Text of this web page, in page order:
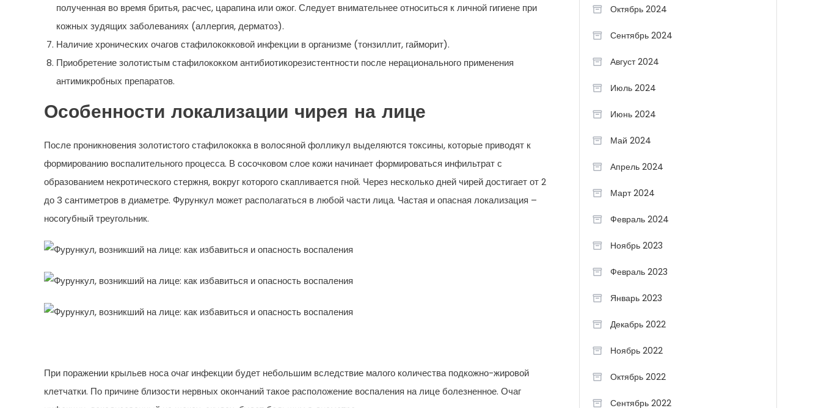
полученная во время бритья, расчес, царапина или ожог. Следует внимательнее относиться к личной гигиене при
кожных зудящих заболеваниях (аллергия, дерматоз).
Наличие хронических очагов стафилококковой инфекции в организме (тонзиллит, гайморит).
Приобретение золотистым стафилококком антибиотикорезистентности после нерационального применения
антимикробных препаратов.
Особенности локализации чирея на лице
После проникновения золотистого стафилококка в волосяной фолликул выделяются токсины, которые приводят к
формированию воспалительного процесса. В сосочковом слое кожи начинает формироваться инфильтрат с
образованием некротического стержня, вокруг которого скапливается гной. Через несколько дней чирей достигает от 2
до 3 сантиметров в диаметре. Фурункул может располагаться в любой части лица. Частая и опасная локализация –
носогубный треугольник.
При поражении крыльев носа очаг инфекции будет небольшим вследствие малого количества подкожно-жировой
клетчатки. По причине близости нервных окончаний такое расположение воспаления на лице болезненное. Очаг
Октябрь 2024
Сентябрь 2024
Август 2024
Июль 2024
Июнь 2024
Май 2024
Апрель 2024
Март 2024
Февраль 2024
Ноябрь 2023
Февраль 2023
Январь 2023
Декабрь 2022
Ноябрь 2022
Октябрь 2022
Сентябрь 2022